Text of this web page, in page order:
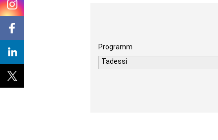
Programm
Tadessi